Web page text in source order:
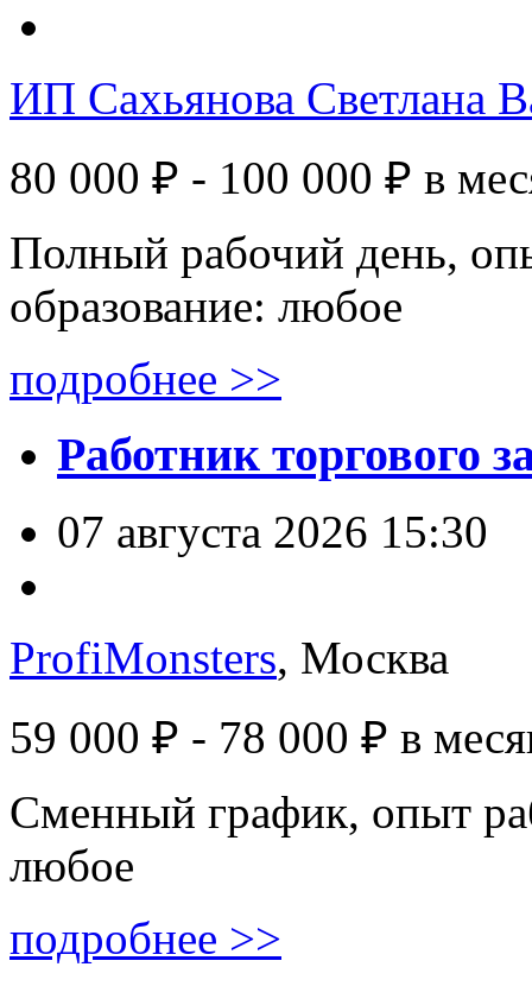
ИП Сахьянова Светлана
80 000 ₽ - 100 000 ₽ в
Полный рабочий день,
образование: любое
подробнее >>
Работник торгового
07 августа 2026 15:30
ProfiMonsters, Москва
59 000 ₽ - 78 000 ₽ в
Сменный график, опыт
любое
подробнее >>